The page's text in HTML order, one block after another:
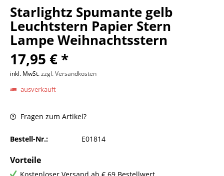
Starlightz Spumante gelb
Leuchtstern Papier Stern
Lampe Weihnachtsstern
17,95 € *
inkl. MwSt.zzgl. Versandkosten
ausverkauft
Fragen zum Artikel?
Bestell-Nr.: E01814
Vorteile